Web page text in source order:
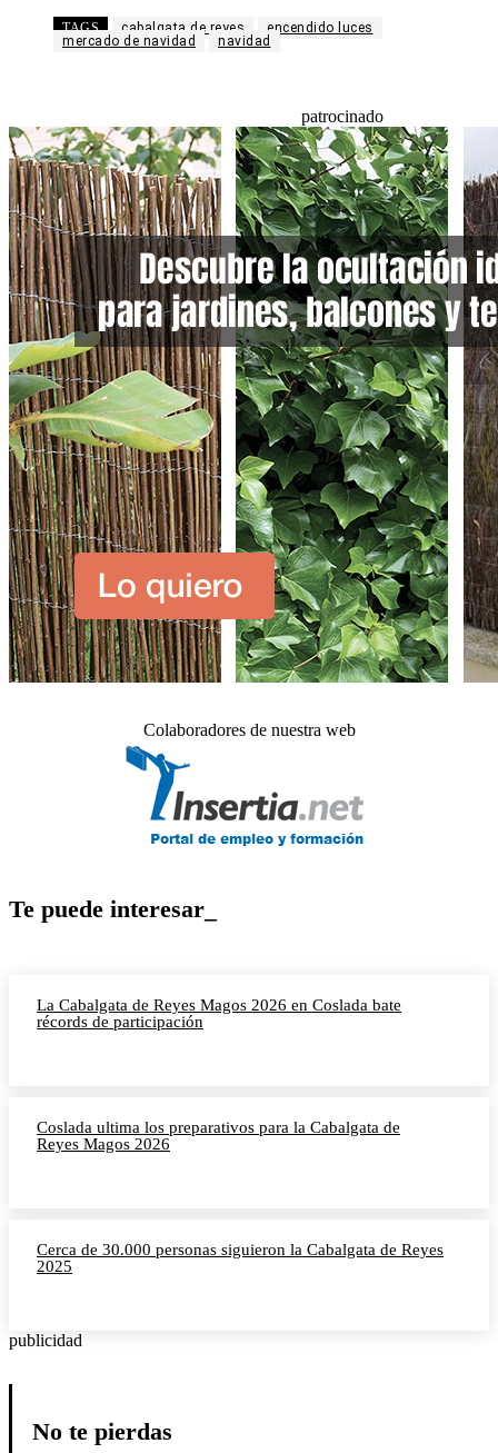
TAGS cabalgata de reyes
encendido luces
mercado de navidad
navidad
patrocinado
Colaboradores de nuestra web
Te puede interesar_
La Cabalgata de Reyes Magos 2026 en Coslada bate
récords de participación
Coslada ultima los preparativos para la Cabalgata de
Reyes Magos 2026
Cerca de 30.000 personas siguieron la Cabalgata de Reyes
2025
publicidad
No te pierdas